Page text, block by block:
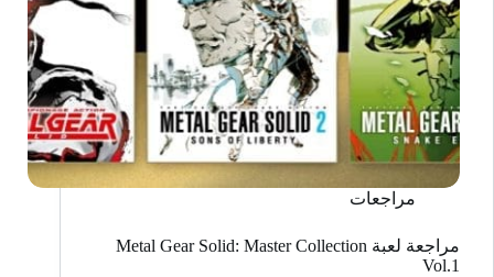
مراجعات
مراجعة لعبة Metal Gear Solid: Master Collection
Vol.1